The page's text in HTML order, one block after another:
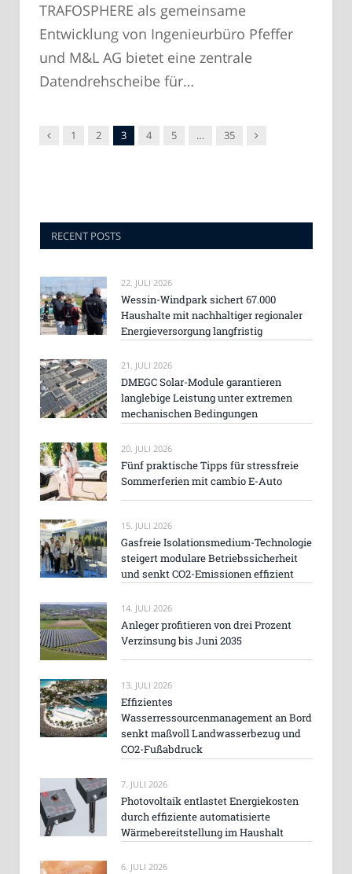
TRAFOSPHERE als gemeinsame
Entwicklung von Ingenieurbüro Pfeffer
und M&L AG bietet eine zentrale
Datendrehscheibe für…
Vorgänger
1 2 3 4 5 … 35 Nachfolger
RECENT POSTS
22. JULI 2026
Wessin-Windpark sichert 67.000
Haushalte mit nachhaltiger regionaler
Energieversorgung langfristig
21. JULI 2026
DMEGC Solar-Module garantieren
langlebige Leistung unter extremen
mechanischen Bedingungen
20. JULI 2026
Fünf praktische Tipps für stressfreie
Sommerferien mit cambio E-Auto
15. JULI 2026
Gasfreie Isolationsmedium-Technologie
steigert modulare Betriebssicherheit
und senkt CO2-Emissionen effizient
14. JULI 2026
Anleger profitieren von drei Prozent
Verzinsung bis Juni 2035
13. JULI 2026
Effizientes
Wasserressourcenmanagement an Bord
senkt maßvoll Landwasserbezug und
CO2-Fußabdruck
7. JULI 2026
Photovoltaik entlastet Energiekosten
durch effiziente automatisierte
Wärmebereitstellung im Haushalt
6. JULI 2026